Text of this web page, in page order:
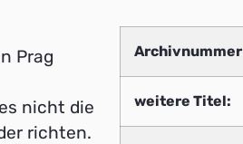
Prag
nicht die
richten.
Archivnummer
weitere Titel: